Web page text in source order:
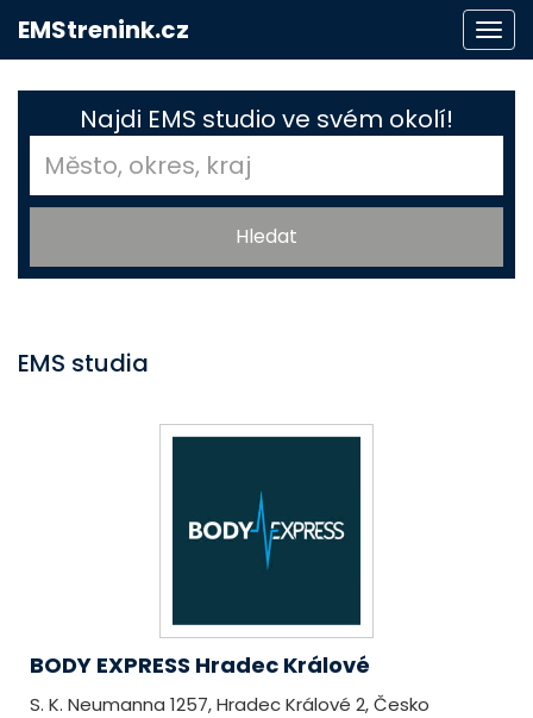
EMStrenink.cz
Najdi EMS studio ve svém okolí!
EMS studia
BODY EXPRESS Hradec Králové
S. K. Neumanna 1257, Hradec Králové 2, Česko